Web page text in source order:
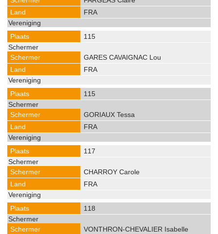
FRA
115
GARES CAVAIGNAC Lou
FRA
115
GORIAUX Tessa
FRA
117
CHARROY Carole
FRA
118
VONTHRON-CHEVALIER Isabelle